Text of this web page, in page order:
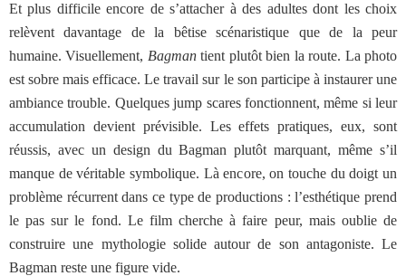
Et plus difficile encore de s’attacher à des adultes dont les choix
relèvent davantage de la bêtise scénaristique que de la peur
humaine. Visuellement, Bagmantient plutôt bien la route. La photo
est sobre mais efficace. Le travail sur le son participe à instaurer une
ambiance trouble. Quelques jump scares fonctionnent, même si leur
accumulation devient prévisible. Les effets pratiques, eux, sont
réussis, avec un design du Bagman plutôt marquant, même s’il
manque de véritable symbolique. Là encore, on touche du doigt un
problème récurrent dans ce type de productions : l’esthétique prend
le pas sur le fond. Le film cherche à faire peur, mais oublie de
construire une mythologie solide autour de son antagoniste. Le
Bagman reste une figure vide.